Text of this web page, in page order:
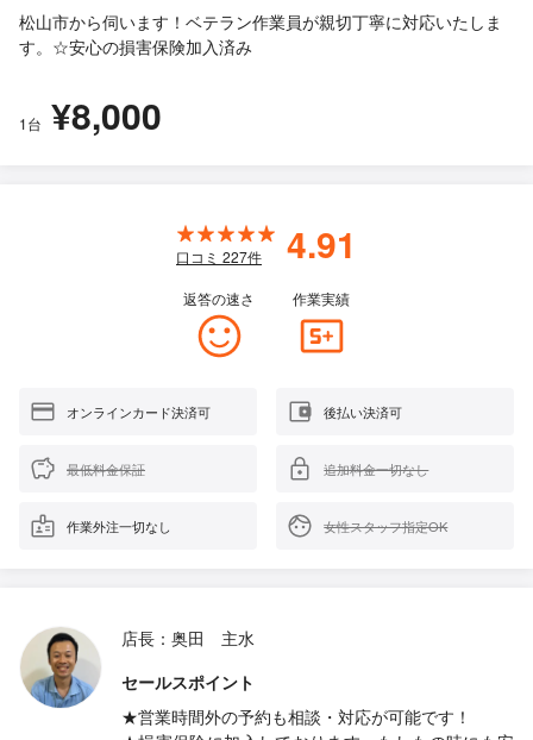
松山市から伺います！ベテラン作業員が親切丁寧に対応いたしま
す。☆安心の損害保険加入済み
1台 ¥8,000
口コミ 227件 4.91
返答の速さ 作業実績
オンラインカード決済可 後払い決済可
最低料金保証 追加料金一切なし
作業外注一切なし 女性スタッフ指定OK
店長：奥田 主水
セールスポイント
★営業時間外の予約も相談・対応が可能です！